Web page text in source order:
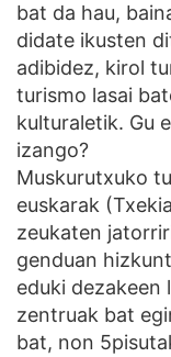
bat da hau,
didate ikusten
adibidez, kirol
turismo lasai
kulturaletik. Gu
izango?
Muskurutxuko
euskarak
zeukaten
genduan
eduki dezakeen
zentruak bat
bat, non